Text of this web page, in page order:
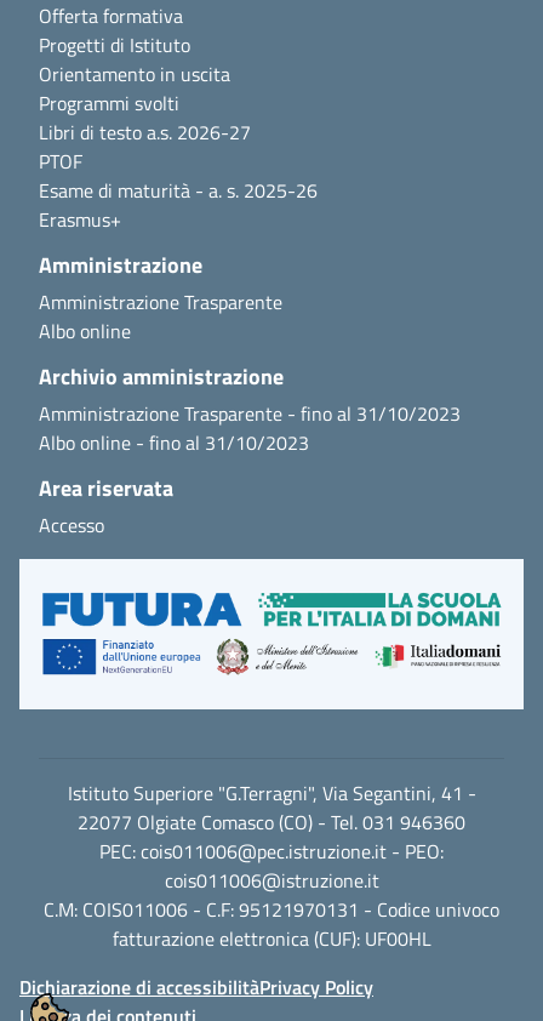
Offerta formativa
Progetti di Istituto
Orientamento in uscita
Programmi svolti
Libri di testo a.s. 2026-27
PTOF
Esame di maturità - a. s. 2025-26
Erasmus+
Amministrazione
Amministrazione Trasparente
Albo online
Archivio amministrazione
Amministrazione Trasparente - fino al 31/10/2023
Albo online - fino al 31/10/2023
Area riservata
Accesso
Istituto Superiore "G.Terragni", Via Segantini, 41 -
22077 Olgiate Comasco (CO) - Tel. 031 946360
PEC:cois011006@pec.istruzione.it - PEO:
cois011006@istruzione.it
C.M: COIS011006 - C.F: 95121970131 - Codice univoco
fatturazione elettronica (CUF): UF00HL
Dichiarazione di accessibilitàPrivacy Policy